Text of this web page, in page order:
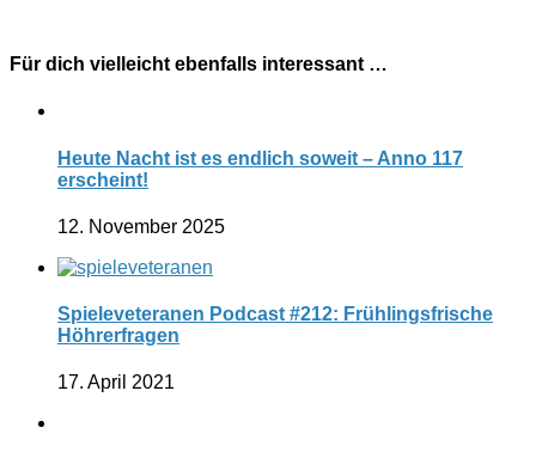
Für dich vielleicht ebenfalls interessant …
Heute Nacht ist es endlich soweit – Anno 117
erscheint!
12. November 2025
Spieleveteranen Podcast #212: Frühlingsfrische
Höhrerfragen
17. April 2021